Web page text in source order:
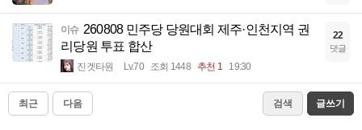
이슈 260808 민주당 당원대회 제주·인천지역 권
리당원 투표 합산
진겟타원 Lv.70 조회 1448 추천 1 19:30
22
댓글
최근 다음 검색 글쓰기